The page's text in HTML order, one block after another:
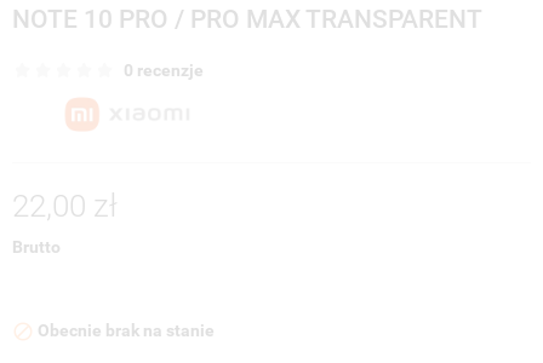
NOTE 10 PRO / PRO MAX TRANSPARENT
0 recenzje
22,00 zł
Brutto
 Obecnie brak na stanie